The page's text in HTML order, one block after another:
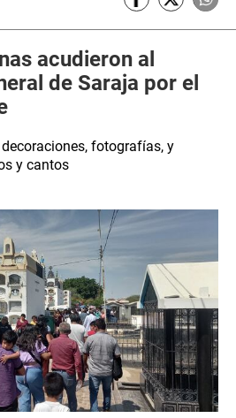
acudieron al
de Saraja por el
fotografías, y
y cantos